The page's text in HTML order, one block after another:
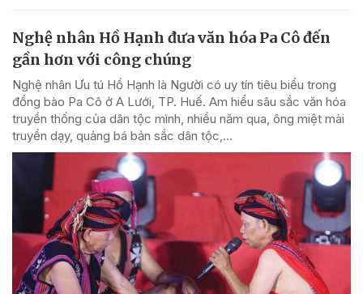
Nghệ nhân Hồ Hạnh đưa văn hóa Pa Cô đến
gần hơn với công chúng
Nghệ nhân Ưu tú Hồ Hạnh là Người có uy tín tiêu biểu trong
đồng bào Pa Cô ở A Lưới, TP. Huế. Am hiểu sâu sắc văn hóa
truyền thống của dân tộc mình, nhiều năm qua, ông miệt mài
truyền dạy, quảng bá bản sắc dân tộc,...